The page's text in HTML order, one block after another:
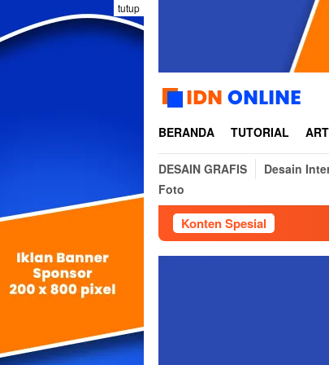
ke
konten
tutup
BERANDA TUTORIAL
DESAIN GRAFIS Desain
Foto
Konten Spesial